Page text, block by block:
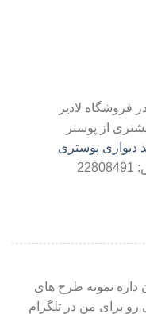
فروشگاه لادیز
از پوستر
دیواری پوستری
مشاهده کنید شماره تماس: 22808491
داره نمونه طرح های
رو برای من در تلگرام